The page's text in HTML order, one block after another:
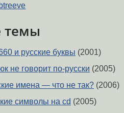
темы
и русские буквы (2001)
не говорит по-русски (2005)
имена — что не так? (2006)
символы на cd (2005)